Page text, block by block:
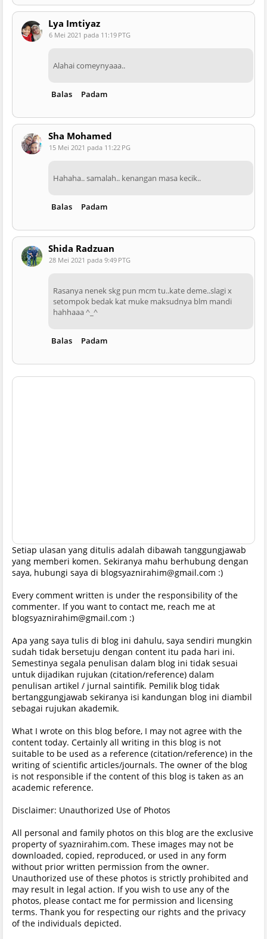
Lya Imtiyaz
6 Mei 2021 pada 11:19 PTG
Alahai comeynyaaa..
Balas Padam
Sha Mohamed
15 Mei 2021 pada 11:22 PG
Hahaha.. samalah.. kenangan masa kecik..
Balas Padam
Shida Radzuan
28 Mei 2021 pada 9:49 PTG
Rasanya nenek skg pun mcm tu..kate deme..slagi x
setompok bedak kat muke maksudnya blm mandi
hahhaaa ^_^
Balas Padam
Setiap ulasan yang ditulis adalah dibawah tanggungjawab
yang memberi komen. Sekiranya mahu berhubung dengan
saya, hubungi saya di blogsyaznirahim@gmail.com :)
Every comment written is under the responsibility of the
commenter. If you want to contact me, reach me at
blogsyaznirahim@gmail.com :)
Apa yang saya tulis di blog ini dahulu, saya sendiri mungkin
sudah tidak bersetuju dengan content itu pada hari ini.
Semestinya segala penulisan dalam blog ini tidak sesuai
untuk dijadikan rujukan (citation/reference) dalam
penulisan artikel / jurnal saintifik. Pemilik blog tidak
bertanggungjawab sekiranya isi kandungan blog ini diambil
sebagai rujukan akademik.
What I wrote on this blog before, I may not agree with the
content today. Certainly all writing in this blog is not
suitable to be used as a reference (citation/reference) in the
writing of scientific articles/journals. The owner of the blog
is not responsible if the content of this blog is taken as an
academic reference.
Disclaimer: Unauthorized Use of Photos
All personal and family photos on this blog are the exclusive
property of syaznirahim.com. These images may not be
downloaded, copied, reproduced, or used in any form
without prior written permission from the owner.
Unauthorized use of these photos is strictly prohibited and
may result in legal action. If you wish to use any of the
photos, please contact me for permission and licensing
terms. Thank you for respecting our rights and the privacy
of the individuals depicted.